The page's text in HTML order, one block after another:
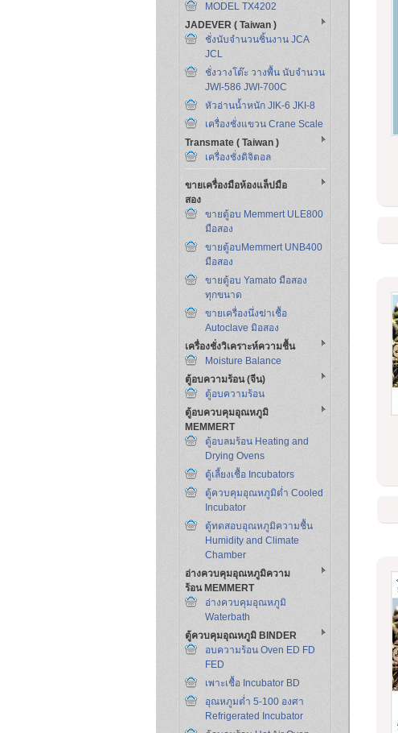
MODEL TX4202
JADEVER ( Taiwan )
ชั่งนับจำนวนชิ้นงาน JCA
JCL
ชั่งวางโต๊ะ วางพื้น นับจำนวน
JWI-586 JWI-700C
หัวอ่านน้ำหนัก JIK-6 JKI-8
เครื่องชั่งแขวน Crane Scale
Transmate ( Taiwan )
เครื่องชั่งดิจิตอล
ขายเครื่องมือห้องแล็ปมือ
สอง
ขายตู้อบ Memmert ULE800
มือสอง
ขายตู้อบMemmert UNB400
มือสอง
ขายตู้อบ Yamato มือสอง
ทุกขนาด
ขายเครื่องนึ่งฆ่าเชื้อ
Autoclave มิอสอง
เครื่องชั่งวิเคราะห์ความชื้น
Moisture Balance
ตู้อบความร้อน (จีน)
ตู้อบความร้อน
ตู้อบควบคุมอุณหภูมิ
MEMMERT
ตู้อบลมร้อน Heating and
Drying Ovens
ตู้เลี้ยงเชื้อ Incubators
ตู้ควบคุมอุณหภูมิต่ำ Cooled
Incubator
ตู้ทดสอบอุณหภูมิความชื้น
Humidity and Climate
Chamber
อ่างควบคุมอุณหภูมิความ
ร้อน MEMMERT
อ่างควบคุมอุณหภูมิ
Waterbath
ตู้ควบคุมอุณหภูมิ BINDER
อบความร้อน Oven ED FD
FED
เพาะเชื้อ Incubator BD
อุณหภูมต่ำ 5-100 องศา
Refrigerated Incubator